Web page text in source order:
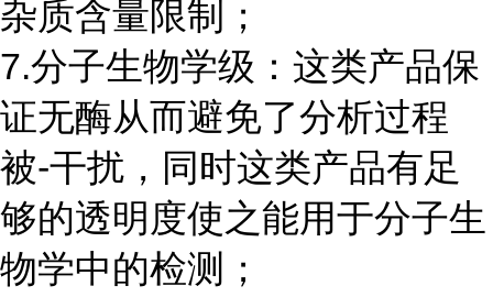
杂质含量限制；
7.分子生物学级：这类产品保
证无酶从而避免了分析过程
被-干扰，同时这类产品有足
够的透明度使之能用于分子生
物学中的检测；